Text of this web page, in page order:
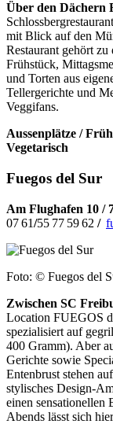
Über den Dächern
mit Blick auf den
Restaurant gehört zu
Frühstück,
und Torten aus
Tellergerichte und
Veggifans.
Aussenplätze /
Vegetarisch
Fuegos del Sur
Am Flughafen 10 /
07 61/55 77 59 62 /
Foto: © Fuegos del
Zwischen SC
Location FUEGOS
spezialisiert auf
400 Gramm). Aber
Gerichte sowie
Entenbrust stehen
stylisches Design-
einen sensationellen
Abends lässt sich